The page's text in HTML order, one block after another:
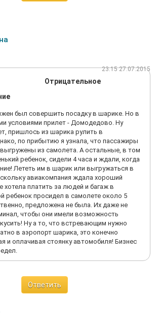
23:15 27.07.2015
Отрицательное
был совершить посадку в шарике. Но в
условиями прилет - Домодедово. Ну
пришлось из шарика рулить в
по прибытию я узнала, что пассажиры
из самолета. А остальные, в том
ребенок, сидели 4 часа и ждали, когда
Лететь им в шарик или выгружаться в
авиакомпания ждала хороший
хотела платить за людей и багаж в
ребенок просидел в самолете около 5
предложена не была. Их даже не
чтобы они имели возможность
Ну а то, что встревающим нужно
в аэропорт шарика, это конечно
и оплачивая стоянку автомобиля! Бизнес
Ответить